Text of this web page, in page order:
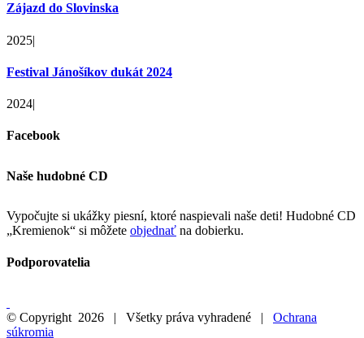
Zájazd do Slovinska
2025|
Festival Jánošíkov dukát 2024
2024|
Facebook
Naše hudobné CD
Vypočujte si ukážky piesní, ktoré naspievali naše deti! Hudobné CD
„Kremienok“ si môžete objednať na dobierku.
Podporovatelia
© Copyright 2026 | Všetky práva vyhradené | Ochrana
súkromia